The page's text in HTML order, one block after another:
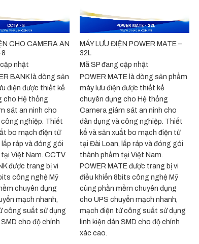
CHO CAMERA AN
8
nhật
BANK là dòng sản
điện được thiết kế
cho Hệ thống
sát an ninh cho
công nghiệp. Thiết
bo mạch điện tử
ráp và đóng gói
Việt Nam. CCTV
được trang bị vi
công nghệ Mỹ
chuyên dụng
mạch nhanh,
công suất sử dụng
cho độ chính
MÁY LƯU ĐIỆN POWER MATE –
32L
Mã SP đang cập nhật
POWER MATE là dòng sản phẩm
máy lưu điện được thiết kế
chuyên dụng cho Hệ thống
Camera giám sát an ninh cho
dân dụng và công nghiệp. Thiết
kế và sản xuất bo mạch điện tử
tại Đài Loan, lắp ráp và đóng gói
thành phẩm tại Việt Nam.
POWER MATE được trang bị vi
điều khiển 8bits công nghệ Mỹ
cùng phần mềm chuyên dụng
cho UPS chuyển mạch nhanh,
mạch điện tử công suất sử dụng
linh kiện dán SMD cho độ chính
xác cao.